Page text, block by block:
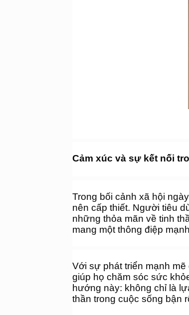
Cảm xúc và sự kết nối
Trong bối cảnh xã hội
nên cấp thiết. Người tiêu
những thỏa mãn về tinh
mang một thông điệp
Với sự phát triển mạnh
giúp họ chăm sóc sức
hướng này: không chỉ là
thần trong cuộc sống bận